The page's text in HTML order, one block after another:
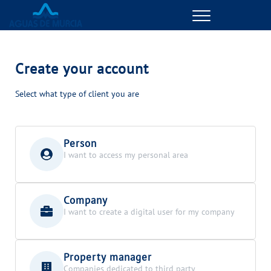
Menu
MANAGE MY ACCOUNT
MANAGE MY ACCOUNT
MANAGE MY ACCOUNT
ABOUT US
Create your account
Select what type of client you are
Person
I want to access my personal area
Company
I want to create a digital user for my company
Property manager
Companies dedicated to third party